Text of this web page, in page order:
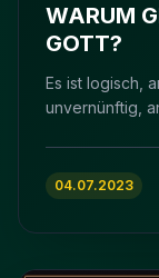
WARUM
GOTT?
Es ist logisch,
04.07.2023